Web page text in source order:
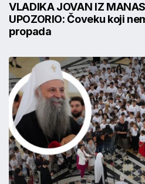
VLADIKA JOVAN IZ
UPOZORIO: Čoveku koji
propada